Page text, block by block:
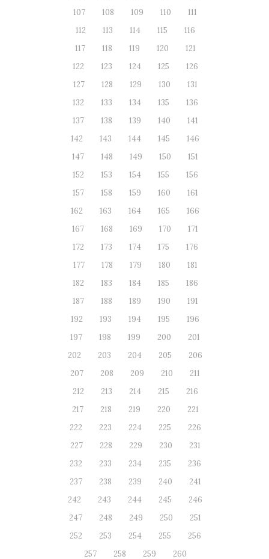
107
108 109 110
111
112
113 114 115
116
117
118 119 120
121
122
123 124 125
126
127
128 129 130
131
132
133 134 135
136
137
138 139 140
141
142
143 144 145
146
147
148 149 150
151
152
153 154 155
156
157
158 159 160
161
162
163 164 165
166
167
168 169 170
171
172
173 174 175
176
177
178 179 180
181
182
183 184 185
186
187
188 189 190
191
192
193 194 195
196
197
198 199 200
201
202
203 204 205
206
207
208 209 210
211
212
213 214 215
216
217
218 219 220
221
222
223 224 225
226
227
228 229 230
231
232
233 234 235
236
237
238 239 240
241
242
243 244 245
246
247
248 249 250
251
252
253 254 255
256
257
258 259 260